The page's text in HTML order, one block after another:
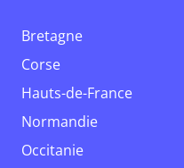
Bretagne
Corse
Hauts-de-France
Normandie
Occitanie